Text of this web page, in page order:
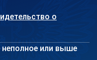
о
неполное или выше